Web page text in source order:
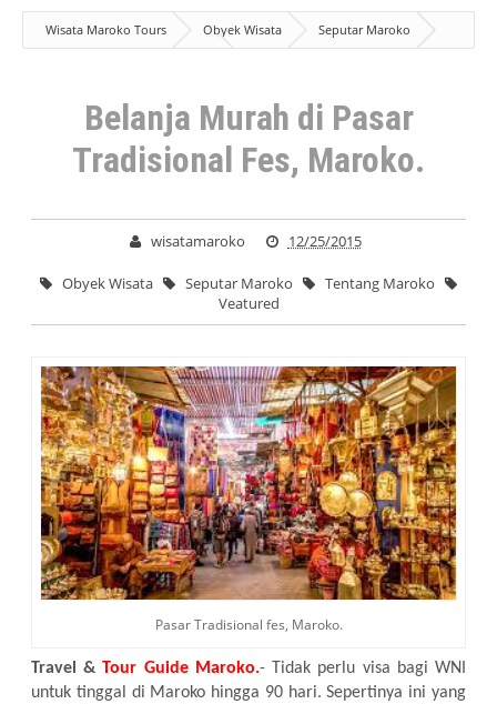
Wisata Maroko Tours Obyek Wisata
Seputar Maroko
Tentang Maroko
Veatured
Belanja Murah di Pasar Tradisional
Belanja Murah di Pasar
Tradisional Fes, Maroko.
wisatamaroko 12/25/2015
Obyek Wisata Seputar Maroko
Tentang Maroko
Veatured
Pasar Tradisional fes, Maroko.
Travel & Tour Guide Maroko.- Tidak perlu visa bagi WNI
untuk tinggal di Maroko hingga 90 hari. Sepertinya ini yang